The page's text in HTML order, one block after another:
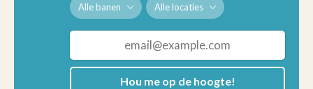
Alle banen Alle locaties
Hou me op de hoogte!